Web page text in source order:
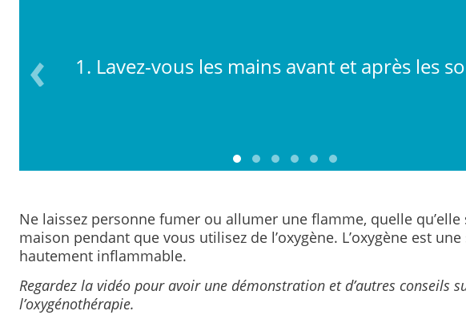
1. Lavez-vous les mains avant et après les
Ne laissez personne fumer ou allumer une flamme, quelle qu’elle
maison pendant que vous utilisez de l’oxygène. L’oxygène est
hautement inflammable.
Regardez la vidéo pour avoir une démonstration et d’autres conseils
l’oxygénothérapie.